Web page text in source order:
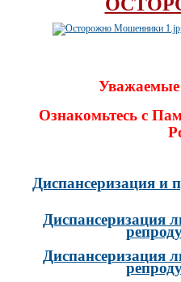
Ознакомьтесь с
Диспансеризация и
Диспансеризация
Диспансеризация